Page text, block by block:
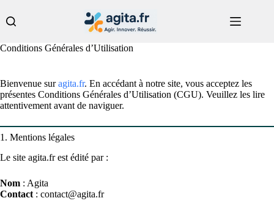
au
contenu
Conditions Générales d’Utilisation
Bienvenue suragita.fr. En accédant à notre site, vous acceptez les
présentes Conditions Générales d’Utilisation (CGU). Veuillez les lire
attentivement avant de naviguer.
1. Mentions légales
Le site agita.fr est édité par :
Nom : Agita
Contact : contact@agita.fr